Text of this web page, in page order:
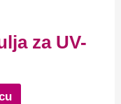
za UV-